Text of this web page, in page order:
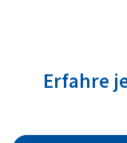
Erfahre